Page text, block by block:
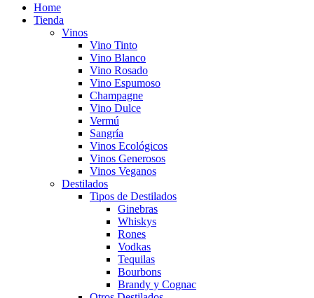
Home
Tienda
Vinos
Vino Tinto
Vino Blanco
Vino Rosado
Vino Espumoso
Champagne
Vino Dulce
Vermú
Sangría
Vinos Ecológicos
Vinos Generosos
Vinos Veganos
Destilados
Tipos de Destilados
Ginebras
Whiskys
Rones
Vodkas
Tequilas
Bourbons
Brandy y Cognac